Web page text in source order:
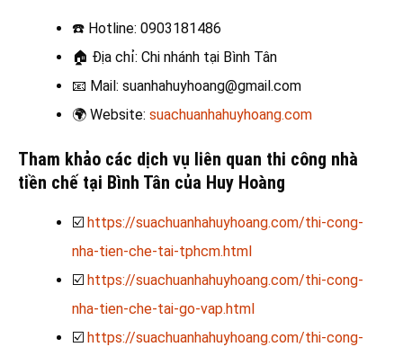
☎️ Hotline: 0903181486
🏠 Địa chỉ: Chi nhánh tại Bình Tân
📧 Mail: suanhahuyhoang@gmail.com
🌍 Website: suachuanhahuyhoang.com
Tham khảo các dịch vụ liên quan thi công nhà
tiền chế tại Bình Tân của Huy Hoàng
☑️ https://suachuanhahuyhoang.com/thi-cong-
nha-tien-che-tai-tphcm.html
☑️ https://suachuanhahuyhoang.com/thi-cong-
nha-tien-che-tai-go-vap.html
☑️ https://suachuanhahuyhoang.com/thi-cong-